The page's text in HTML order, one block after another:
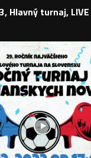
Hlavný turnaj,